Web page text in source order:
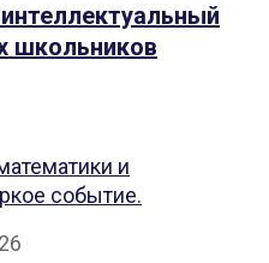
школьников
и
событие.